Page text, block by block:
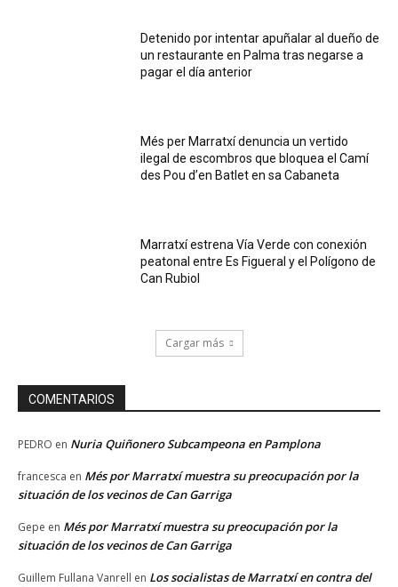
Detenido por intentar apuñalar al dueño de
un restaurante en Palma tras negarse a
pagar el día anterior
Més per Marratxí denuncia un vertido
ilegal de escombros que bloquea el Camí
des Pou d’en Batlet en sa Cabaneta
Marratxí estrena Vía Verde con conexión
peatonal entre Es Figueral y el Polígono de
Can Rubiol
Cargar más
COMENTARIOS
PEDRO en Nuria Quiñonero Subcampeona en Pamplona
francesca en Més por Marratxí muestra su preocupación por la
situación de los vecinos de Can Garriga
Gepe en Més por Marratxí muestra su preocupación por la
situación de los vecinos de Can Garriga
Guillem Fullana Vanrell en Los socialistas de Marratxí en contra del